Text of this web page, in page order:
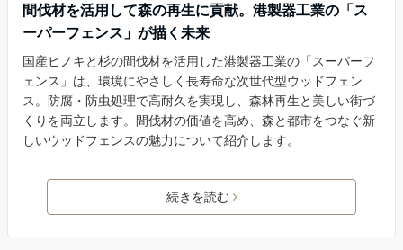
間伐材を活用して森の再生に貢献。港製器工業の「ス
ーパーフェンス」が描く未来
国産ヒノキと杉の間伐材を活用した港製器工業の「スーパーフ
ェンス」は、環境にやさしく長寿命な次世代型ウッドフェン
ス。防腐・防虫処理で高耐久を実現し、森林再生と美しい街づ
くりを両立します。間伐材の価値を高め、森と都市をつなぐ新
しいウッドフェンスの魅力について紹介します。
続きを読む